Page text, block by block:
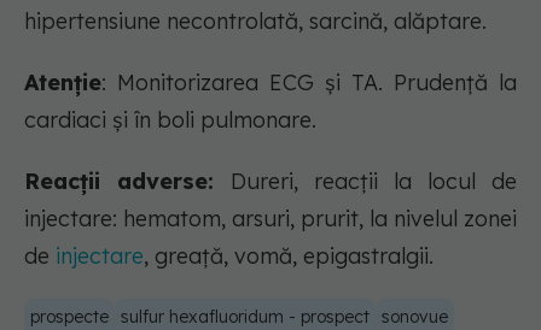
hipertensiune necontrolată, sarcină, alăptare.
Atenție: Monitorizarea ECG şi TA. Prudenţă la
cardiaci şi în boli pulmonare.
Reacții adverse: Dureri, reacţii la locul de
injectare: hematom, arsuri, prurit, la nivelul zonei
de injectare, greaţă, vomă, epigastralgii.
prospecte sulfur hexafluoridum - prospect sonovue